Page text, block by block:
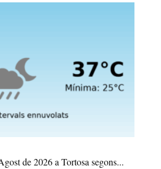
de 2026 a Tortosa segons...